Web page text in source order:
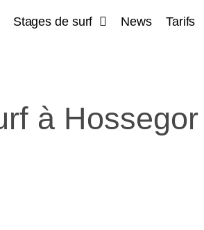
Stages de surf News Tarifs
à Hossegor